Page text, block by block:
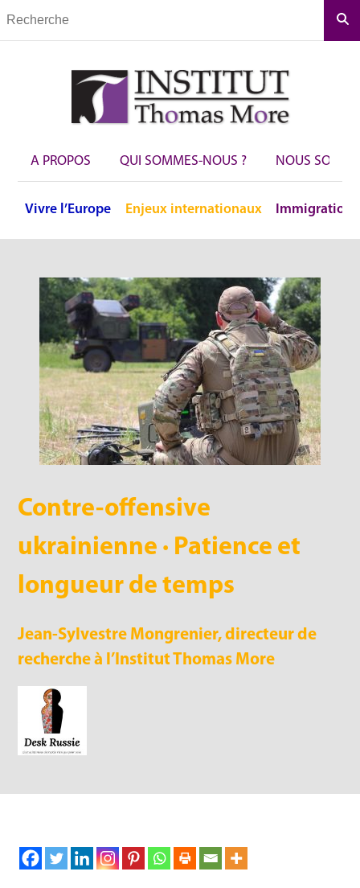
A PROPOS QUI SOMMES-NOUS ? NOUS
Vivre l’Europe Enjeux internationaux Immigration
Contre-offensive
ukrainienne · Patience et
longueur de temps
Jean-Sylvestre Mongrenier, directeur de
recherche à l’Institut Thomas More